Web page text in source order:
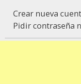
Crear nueva
Pidir contraseña